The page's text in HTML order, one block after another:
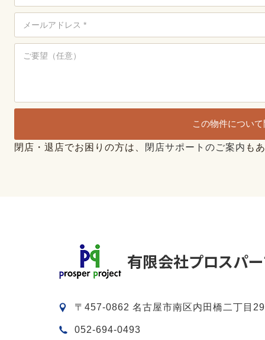
この物件につい
閉店・退店でお困りの方は、 閉店サポートのご案内 も
〒457-0862 名古屋市南区内田橋二丁目
052-694-0493